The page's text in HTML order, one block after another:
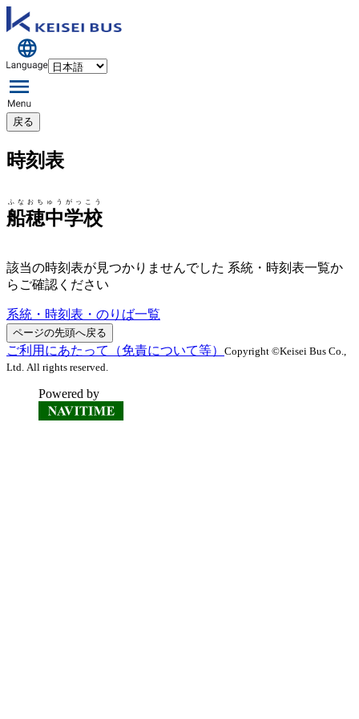
戻る
時刻表
船穂中学校
ふなおちゅうがっこう
該当の時刻表が見つかりませんでした 系統・時刻表一覧か
らご確認ください
系統・時刻表・のりば一覧
ページの先頭へ戻る
ご利用にあたって（免責について等） Copyright ©Keisei Bus Co.,
Ltd. All rights reserved.
Powered by